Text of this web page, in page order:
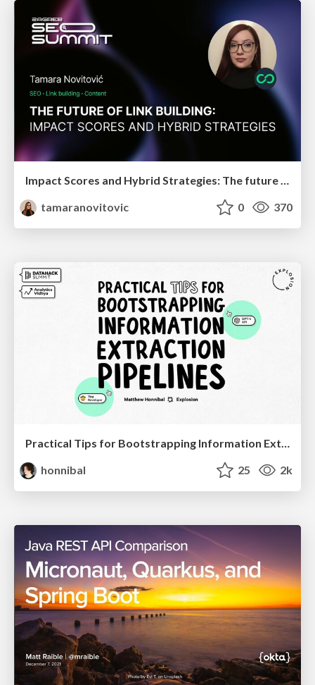
Impact Scores and Hybrid Strategies: The future of link building
tamaranovitovic
0 370
Practical Tips for Bootstrapping Information Extraction Pipelines
honnibal
25 2k